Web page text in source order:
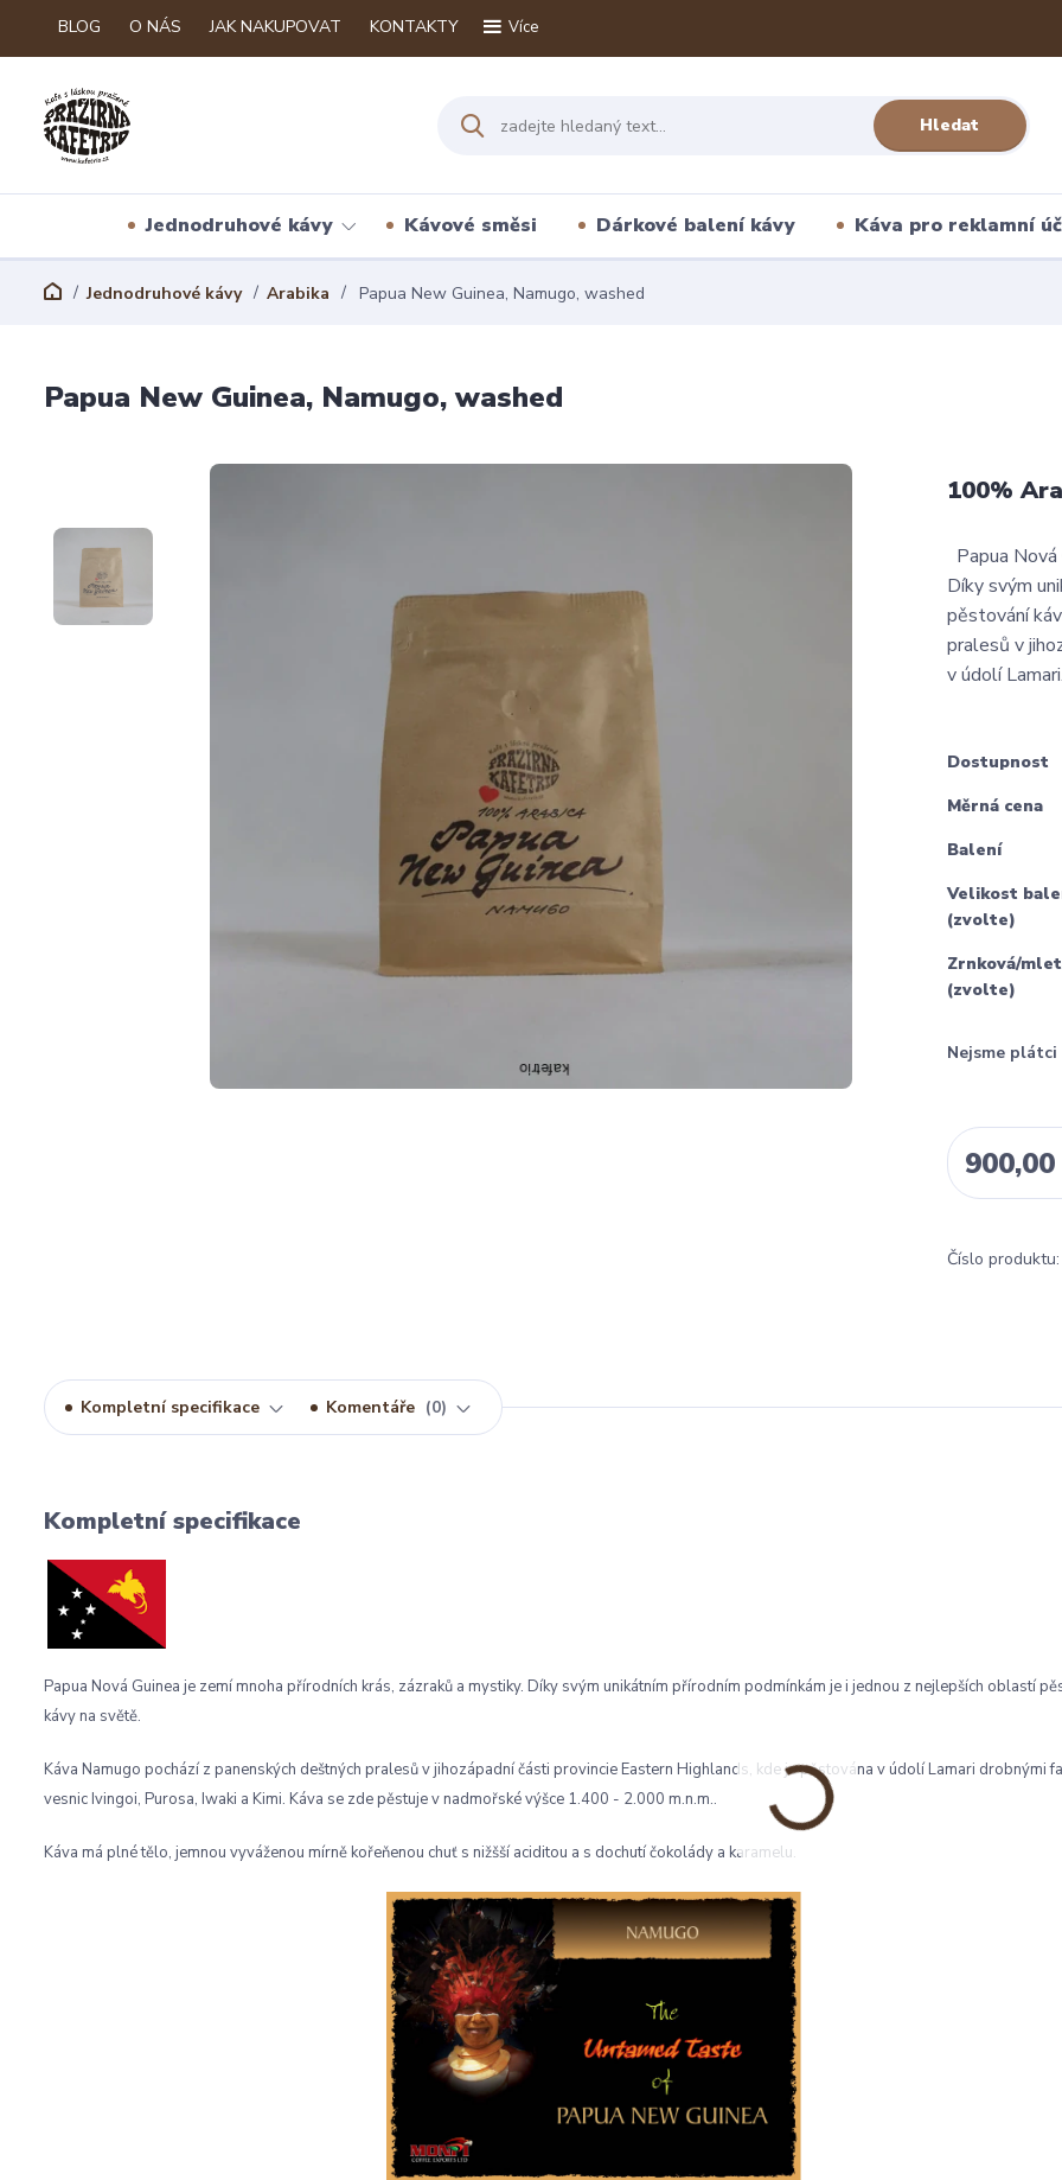
BLOG O NÁS JAK NAKUPOVAT KONTAKTY Více
Hledat
Jednodruhové kávy Kávové směsi Dárkové balení kávy Káva pro reklamní
Jednodruhové kávy Arabika Papua New Guinea, Namugo, washed
Papua New Guinea, Namugo, washed
100%
Papua
Díky svým
pěstování
pralesů v
v údolí
Dostupnost
Měrná cena
Balení
Velikost
(zvolte)
Zrnková/
(zvolte)
Nejsme plátci
Číslo produktu:
Kompletní specifikace Komentáře 0
Kompletní specifikace
Papua Nová Guinea je zemí mnoha přírodních krás, zázraků a mystiky. Díky svým unikátním přírodním podmínkám je i jednou z nejlepších oblastí
kávy na světě.
Káva Namugo pochází z panenských deštných pralesů v jihozápadní části provincie Eastern Highlands, kde je pěstována v údolí Lamari drobnými
vesnic Ivingoi, Purosa, Iwaki a Kimi. Káva se zde pěstuje v nadmořské výšce 1.400 - 2.000 m.n.m..
Káva má plné tělo, jemnou vyváženou mírně kořeňenou chuť s nižšší aciditou a s dochutí čokolády a karamelu.